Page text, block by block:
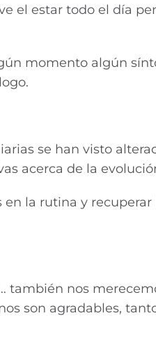
el estar todo el día
momento algún
se han visto
acerca de la
la rutina y recuperar
también nos
son agradables,